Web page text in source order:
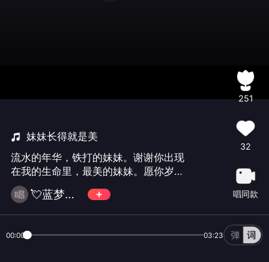
妹妹长得就是美
流水的年华，铁打的妹妹。谢谢你出现
在我的生命里，最美的妹妹。愿你岁岁
常欢愉，年年皆胜意。世界很大，我的
妹妹最美。 💘蓝梦梦蓝天💘
251
32
唱同款
00:00 03:23